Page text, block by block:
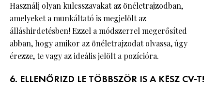
Használj olyan kulcsszavakat az önéletrajzodban,
amelyeket a munkáltató is megjelölt az
álláshirdetésben! Ezzel a módszerrel megerősíted
abban, hogy amikor az önéletrajzodat olvassa, úgy
érezze, te vagy az ideális jelölt a pozícióra.
6. ELLENŐRIZD LE TÖBBSZÖR IS A KÉSZ CV-T!